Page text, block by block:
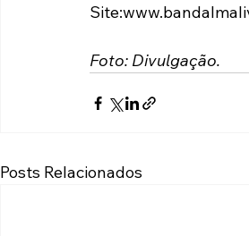
Foto: Divulgação.
Posts Relacionados